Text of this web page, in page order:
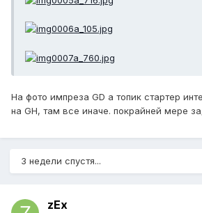
На фото импреза GD а топик стартер
на GH, там все иначе. покрайней мере
3 недели спустя...
zEx